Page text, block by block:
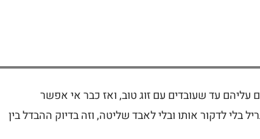
עד שעובדים עם זוג טוב, ואז כבר אי אפשר
לדקור אותו ובלי לאבד שליטה, וזה בדיוק ההבדל בין